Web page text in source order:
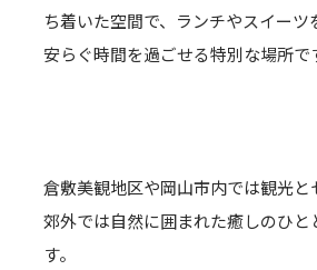
ち着いた空間で、ランチやスイー
安らぐ時間を過ごせる特別な場所で
倉敷美観地区や岡山市内では観光と
郊外では自然に囲まれた癒しのひと
す。